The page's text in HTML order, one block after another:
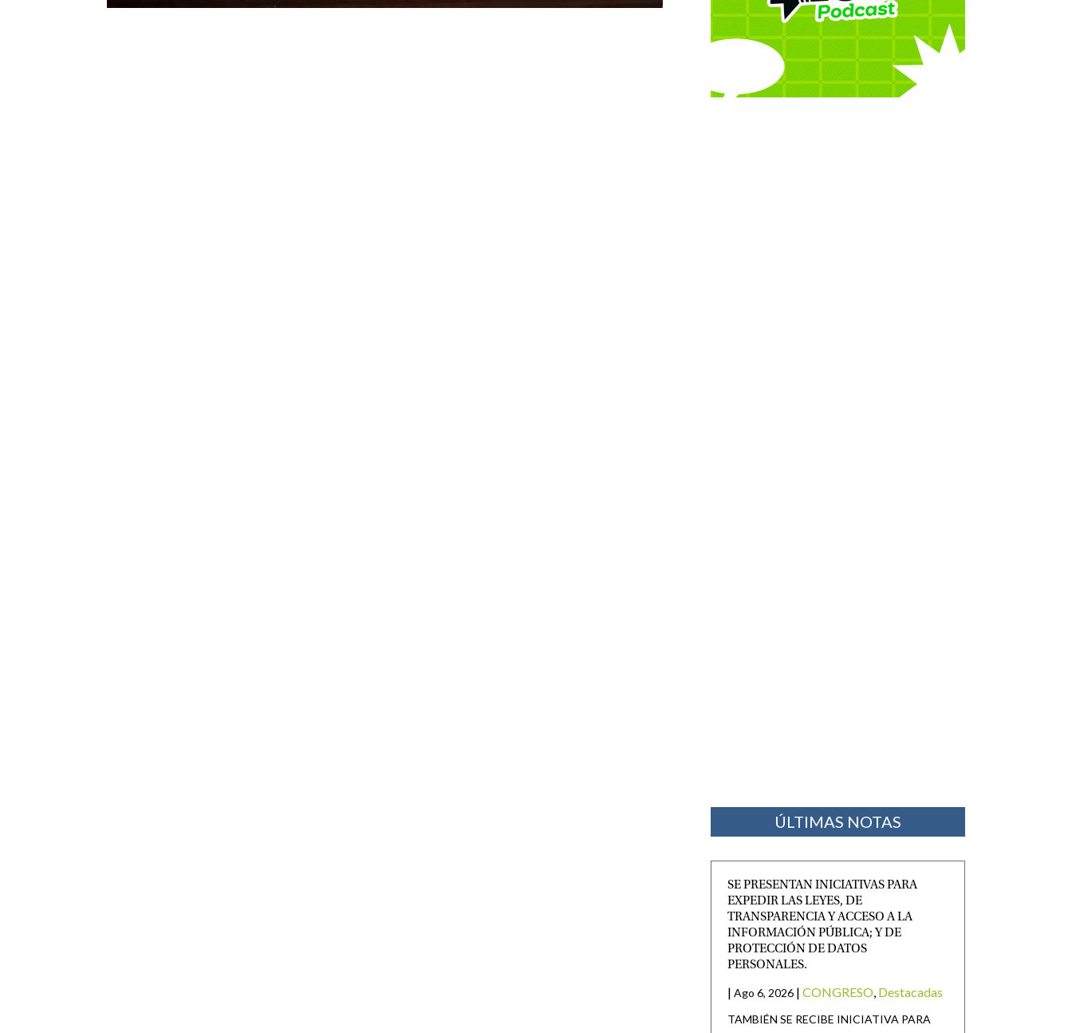
ÚLTIMAS NOTAS
SE PRESENTAN INICIATIVAS PARA
EXPEDIR LAS LEYES, DE
TRANSPARENCIA Y ACCESO A LA
INFORMACIÓN PÚBLICA; Y DE
PROTECCIÓN DE DATOS
PERSONALES.
| Ago 6, 2026 | CONGRESO Destacadas
TAMBIÉN SE RECIBE INICIATIVA PARA